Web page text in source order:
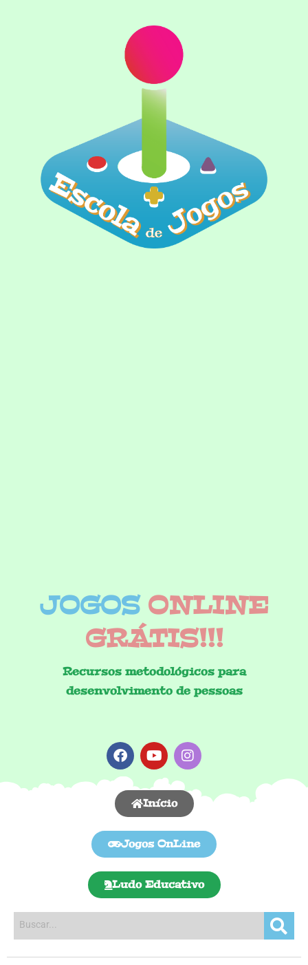
JOGOS ONLINE
GRÁTIS!!!
Recursos metodológicos para
desenvolvimento de pessoas
Início
Jogos OnLine
Ludo Educativo